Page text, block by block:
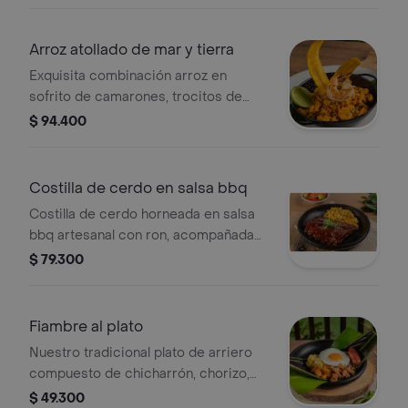
Arroz atollado de mar y tierra
Exquisita combinación arroz en
sofrito de camarones, trocitos de
posta y vegetales, finalizado con un
$ 94.400
Costilla de cerdo en salsa bbq
Costilla de cerdo horneada en salsa
bbq artesanal con ron, acompañada
de maicitos en crema de suero
$ 79.300
Fiambre al plato
Nuestro tradicional plato de arriero
compuesto de chicharrón, chorizo,
carne molida, migo de papa, huevo y
$ 49.300